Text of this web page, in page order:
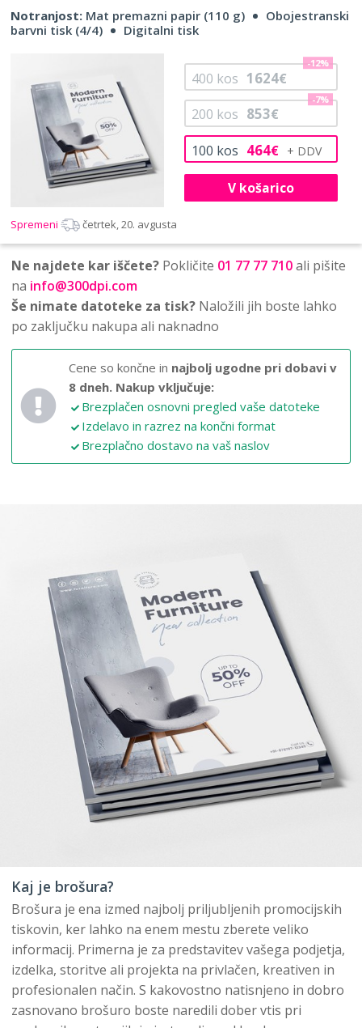
Notranjost: Mat premazni papir (110 g)
Obojestranski
barvni tisk (4/4)
Digitalni tisk
100 kos 464€
200 kos 853€
-7%
400 kos 1624€
-12%
V košarico
Spremeni četrtek, 20. avgusta
Ne najdete kar iščete? Pokličite 01 77 77 710ali pišite
na info@300dpi.com
Še nimate datoteke za tisk? Naložili jih boste lahko
po zaključku nakupa ali naknadno
Cene so končne in najbolj ugodne pri dobavi v
8 dneh. Nakup vključuje:
Brezplačen osnovni pregled vaše datoteke
Izdelavo in razrez na končni format
Brezplačno dostavo na vaš naslov
Kaj je brošura?
Brošura je ena izmed najbolj priljubljenih promocijskih
tiskovin, ker lahko na enem mestu zberete veliko
informacij. Primerna je za predstavitev vašega podjetja,
izdelka, storitve ali projekta na privlačen, kreativen in
profesionalen način. S kakovostno natisnjeno in dobro
zasnovano brošuro boste naredili dober vtis pri